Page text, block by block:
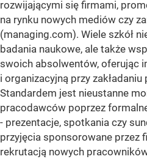
rozwijającymi się firmami,
na rynku nowych mediów czy
(managing.com). Wiele szkół
badania naukowe, ale także
swoich absolwentów, oferując
i organizacyjną przy
Standardem jest nieustanne
pracodawców poprzez
- prezentacje, spotkania czy
przyjęcia sponsorowane przez
rekrutacją nowych